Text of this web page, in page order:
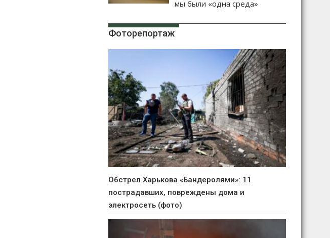
мы были «одна среда»
Фоторепортаж
Обстрел Харькова «Бандеролями»: 11
пострадавших, повреждены дома и
электросеть (фото)